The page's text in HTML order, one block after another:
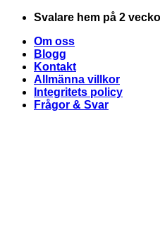
Skip
content
Svalare hem på 2
Om oss
Blogg
Kontakt
Allmänna villkor
Integritets policy
Frågor & Svar